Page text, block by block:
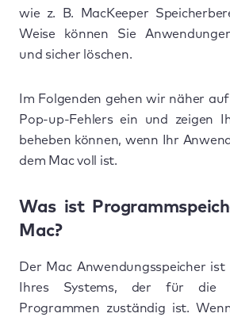
wie z. B. MacKeeper
Weise können Sie
und sicher löschen.
Im Folgenden gehen wir näher
Pop-up-Fehlers ein und zeigen
beheben können, wenn Ihr
dem Mac voll ist.
Was ist
Mac?
Der Mac Anwendungsspeicher ist
Ihres Systems, der für die
Programmen zuständig ist.